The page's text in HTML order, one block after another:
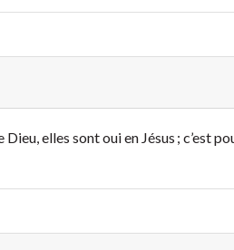
elles sont oui en Jésus ; c’est